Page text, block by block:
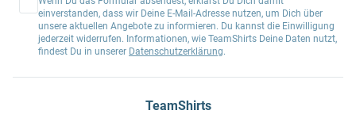
einverstanden, dass wir Deine E-Mail-Adresse nutzen, um Dich über
unsere aktuellen Angebote zu informieren. Du kannst die Einwilligung
jederzeit widerrufen. Informationen, wie TeamShirts Deine Daten nutzt,
findest Du in unserer Datenschutzerklärung.
TeamShirts